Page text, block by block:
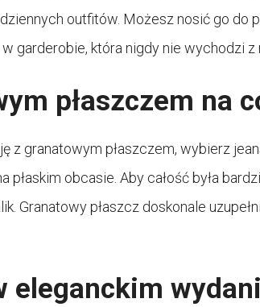
outfitów. Możesz nosić go do
garderobie, która nigdy nie wychodzi z
płaszczem na
granatowym płaszczem, wybierz
obcasie. Aby całość była
Granatowy płaszcz doskonale
eleganckim